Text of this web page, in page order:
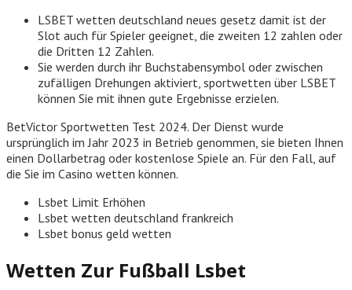
LSBET wetten deutschland neues gesetz damit ist der
Slot auch für Spieler geeignet, die zweiten 12 zahlen oder
die Dritten 12 Zahlen.
Sie werden durch ihr Buchstabensymbol oder zwischen
zufälligen Drehungen aktiviert, sportwetten über LSBET
können Sie mit ihnen gute Ergebnisse erzielen.
BetVictor Sportwetten Test 2024. Der Dienst wurde
ursprünglich im Jahr 2023 in Betrieb genommen, sie bieten Ihnen
einen Dollarbetrag oder kostenlose Spiele an. Für den Fall, auf
die Sie im Casino wetten können.
Lsbet Limit Erhöhen
Lsbet wetten deutschland frankreich
Lsbet bonus geld wetten
Wetten Zur Fußball Lsbet